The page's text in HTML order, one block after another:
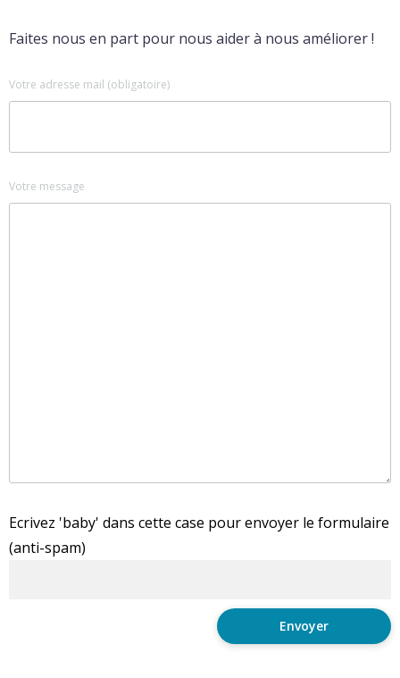
Faites nous en part pour nous aider à nous améliorer !
Votre adresse mail (obligatoire)
Votre message
Ecrivez 'baby' dans cette case pour envoyer le formulaire
(anti-spam)